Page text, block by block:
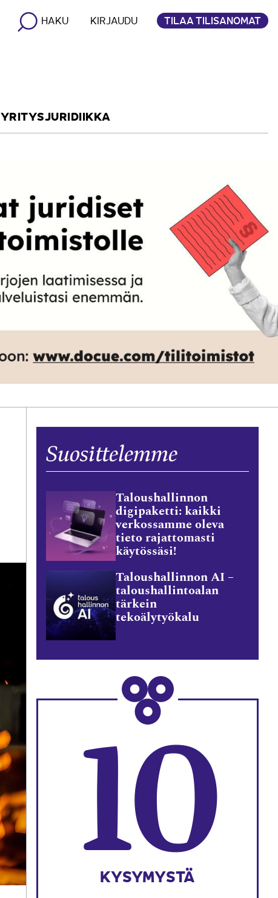
HAKU KIRJAUDU TILAA TILISANOMAT
YRITYSJURIDIIKKA
Suosittelemme
Taloushallinnon
digipaketti: kaikki
verkossamme oleva
tieto rajattomasti
käytössäsi!
Taloushallinnon AI –
taloushallintoalan
tärkein
tekoälytyökalu
10
KYSYMYSTÄ